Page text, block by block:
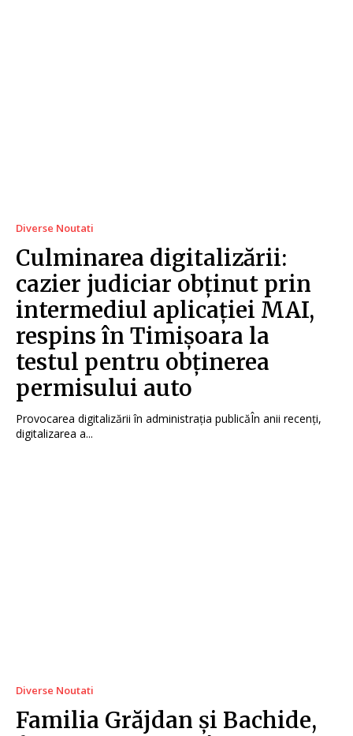
Diverse Noutati
Culminarea digitalizării:
cazier judiciar obținut prin
intermediul aplicației MAI,
respins în Timișoara la
testul pentru obținerea
permisului auto
Provocarea digitalizării în administrația publicăÎn anii recenți,
digitalizarea a...
Diverse Noutati
Familia Grăjdan și Bachide,